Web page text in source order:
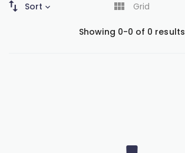
Sort Grid
Showing 0-0 of 0 results